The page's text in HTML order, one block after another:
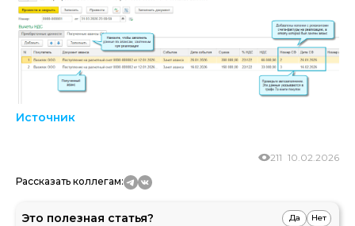
Источник
10.02.2026
211
Рассказать коллегам:
Это полезная статья? Да Нет